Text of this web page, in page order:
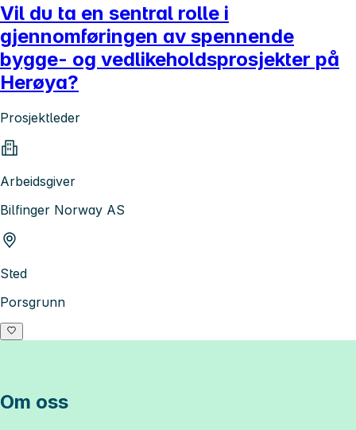
Vil du ta en sentral rolle i
gjennomføringen av spennende
bygge- og vedlikeholdsprosjekter på
Herøya?
Prosjektleder
Arbeidsgiver
Bilfinger Norway AS
Sted
Porsgrunn
Om oss